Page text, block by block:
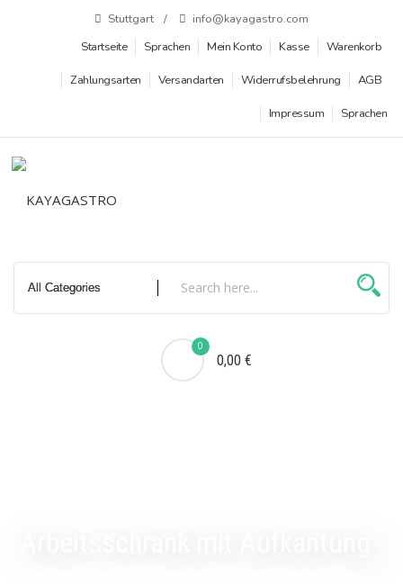
Stuttgart
info@kayagastro.com
Startseite
Sprachen Mein Konto Kasse Warenkorb
Zahlungsarten Versandarten Widerrufsbelehrung AGB
Impressum Sprachen
0
0,00 €